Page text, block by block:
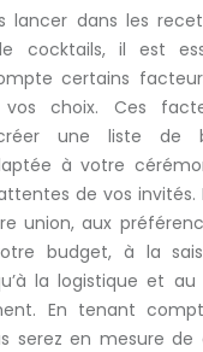
lancer dans les
cocktails, il est
certains
vos choix. Ces
une liste de
à votre
de vos invités.
union, aux
budget, à la
la logistique et
En tenant
serez en mesure de